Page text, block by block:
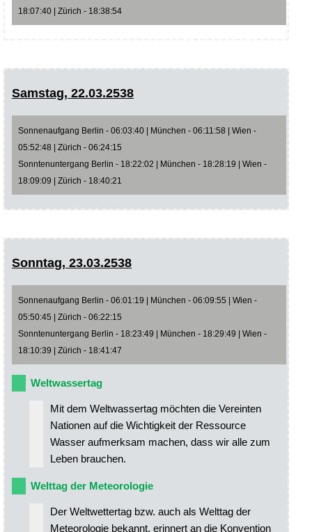
18:07:40 | Zürich - 18:38:54
Samstag, 22.03.2538
Sonnenaufgang Berlin - 06:03:40 | München - 06:11:58 | Wien -
05:52:48 | Zürich - 06:24:15
Sonntenuntergang Berlin - 18:22:02 | München - 18:28:19 | Wien -
18:09:09 | Zürich - 18:40:21
Sonntag, 23.03.2538
Sonnenaufgang Berlin - 06:01:19 | München - 06:09:55 | Wien -
05:50:45 | Zürich - 06:22:15
Sonntenuntergang Berlin - 18:23:49 | München - 18:29:49 | Wien -
18:10:39 | Zürich - 18:41:47
Weltwassertag
Mit dem Weltwassertag möchten die Vereinten
Nationen auf die Wichtigkeit der Ressource
Wasser aufmerksam machen, dass wir alle zum
Leben brauchen.
Welttag der Meteorologie
Der Weltwettertag bzw. auch als Welttag der
Meteorologie bekannt, erinnert an die Konvention